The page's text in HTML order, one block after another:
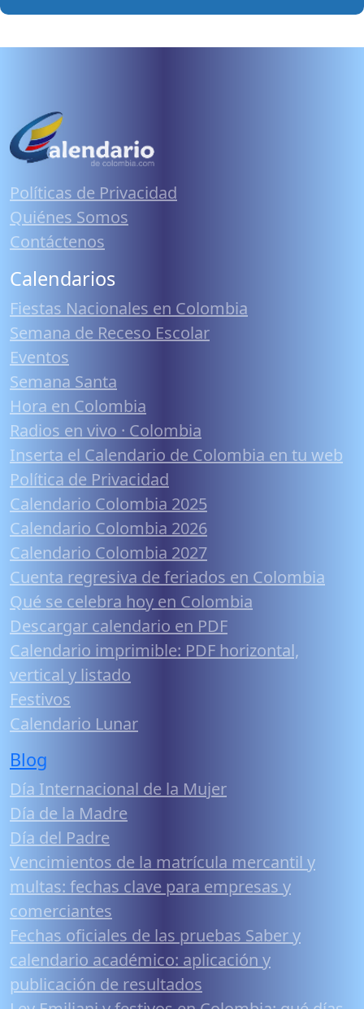
Políticas de Privacidad
Quiénes Somos
Contáctenos
Calendarios
Fiestas Nacionales en Colombia
Semana de Receso Escolar
Eventos
Semana Santa
Hora en Colombia
Radios en vivo · Colombia
Inserta el Calendario de Colombia en tu web
Política de Privacidad
Calendario Colombia 2025
Calendario Colombia 2026
Calendario Colombia 2027
Cuenta regresiva de feriados en Colombia
Qué se celebra hoy en Colombia
Descargar calendario en PDF
Calendario imprimible: PDF horizontal,
vertical y listado
Festivos
Calendario Lunar
Blog
Día Internacional de la Mujer
Día de la Madre
Día del Padre
Vencimientos de la matrícula mercantil y
multas: fechas clave para empresas y
comerciantes
Fechas oficiales de las pruebas Saber y
calendario académico: aplicación y
publicación de resultados